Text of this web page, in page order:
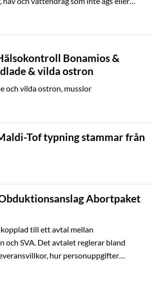
eller privatpersoner.
Bonamios &
& vilda ostron
och vilda ostron, musslor
Tof typning stammar från
Abortpaket
till ett avtal mellan
och SVA. Det avtalet reglerar bland
hur personuppgifter
sekretess gäller för lämnade uppgifter.